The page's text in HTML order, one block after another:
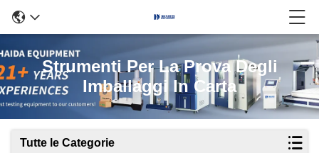
Strumenti Per La Prova Degli
Imballaggi In Carta
Tutte le Categorie